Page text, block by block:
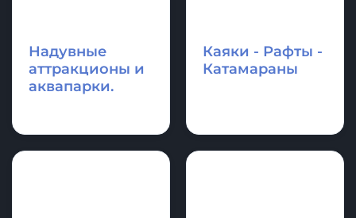
Надувные
аттракционы и
аквапарки.
Каяки - Рафты -
Катамараны